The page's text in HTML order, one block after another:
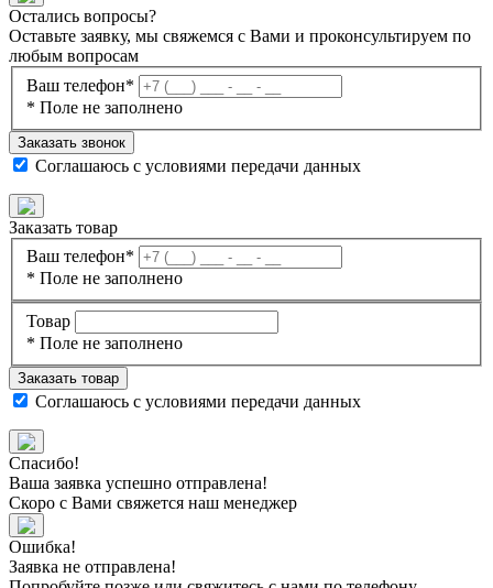
Остались вопросы?
Оставьте заявку, мы свяжемся с Вами и проконсультируем по
любым вопросам
Ваш телефон*
* Поле не заполнено
Заказать звонок
Соглашаюсь с условиями передачи данных
Заказать товар
Ваш телефон*
* Поле не заполнено
Товар
* Поле не заполнено
Заказать товар
Соглашаюсь с условиями передачи данных
Спасибо!
Ваша заявка успешно отправлена!
Скоро с Вами свяжется наш менеджер
Ошибка!
Заявка не отправлена!